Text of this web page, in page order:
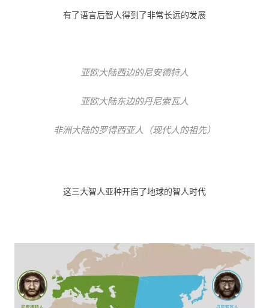
有了语言后智人得到了非常长远的发展
亚欧大陆西边的尼安德特人
亚欧大陆东边的丹尼索瓦人
非洲大陆的罗得西亚人（现代人的祖先）
这三大智人亚种开启了地球的智人时代